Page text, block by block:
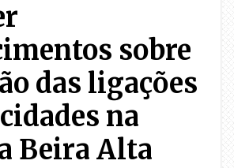
sobre
das ligações
na
Beira Alta